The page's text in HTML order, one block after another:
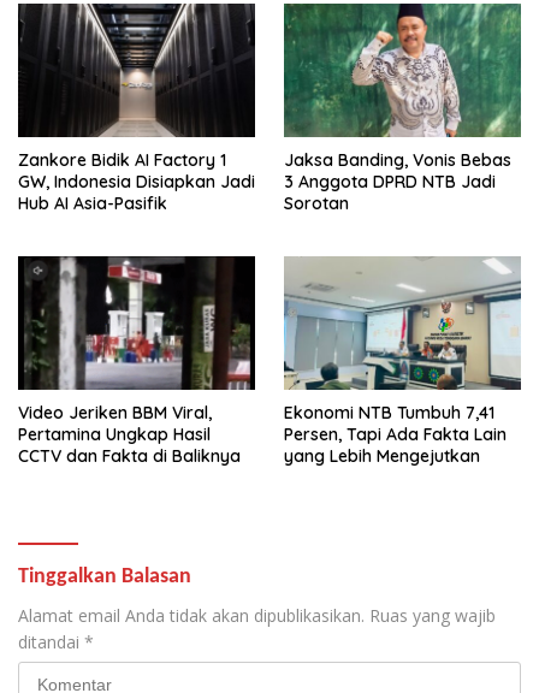
Zankore Bidik AI Factory 1
GW, Indonesia Disiapkan Jadi
Hub AI Asia-Pasifik
Jaksa Banding, Vonis Bebas
3 Anggota DPRD NTB Jadi
Sorotan
Video Jeriken BBM Viral,
Pertamina Ungkap Hasil
CCTV dan Fakta di Baliknya
Ekonomi NTB Tumbuh 7,41
Persen, Tapi Ada Fakta Lain
yang Lebih Mengejutkan
Tinggalkan Balasan
Alamat email Anda tidak akan dipublikasikan. Ruas yang wajib
ditandai *